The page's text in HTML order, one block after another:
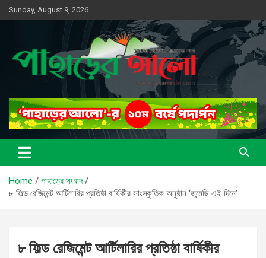
Skip
to
Sunday, August 9, 2026
পাহাড়ের আলো
সত্যের সন্ধানে, পাহাড়ের পথে
Home
পাহাড়ের সংবাদ
৮ ফিল্ড রেজিমেন্ট আর্টিলারির প্রতিষ্ঠা বার্ষিকীর সাংস্কৃতিক অনুষ্ঠান ‘জন্মেছি এই দিনে’
৮ ফিল্ড রেজিমেন্ট আর্টিলারির প্রতিষ্ঠা বার্ষিকীর